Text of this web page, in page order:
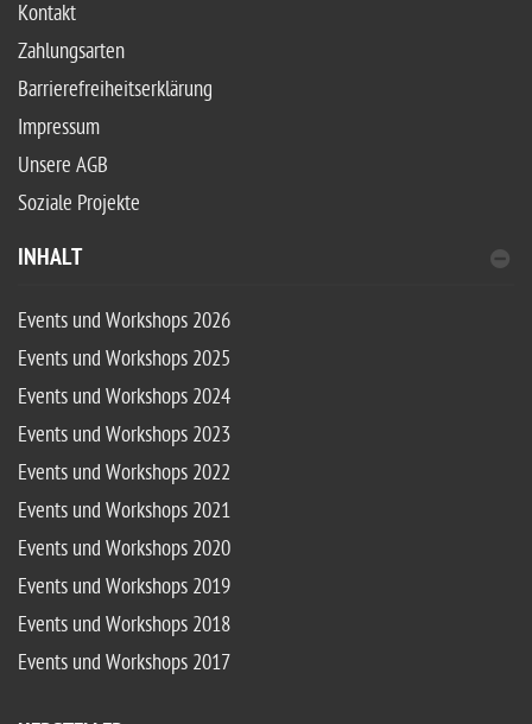
Kontakt
Zahlungsarten
Barrierefreiheitserklärung
Impressum
Unsere AGB
Soziale Projekte
INHALT
Events und Workshops 2026
Events und Workshops 2025
Events und Workshops 2024
Events und Workshops 2023
Events und Workshops 2022
Events und Workshops 2021
Events und Workshops 2020
Events und Workshops 2019
Events und Workshops 2018
Events und Workshops 2017